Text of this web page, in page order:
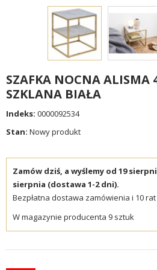
SZAFKA NOCNA ALISMA
SZKLANA BIAŁA
Indeks: 0000092534
Stan: Nowy produkt
Zamów dziś, a wyślemy od 19
sierpnia (dostawa 1-2 dni).
Bezpłatna dostawa zamówienia i 10 rat
W magazynie producenta 9 sztuk